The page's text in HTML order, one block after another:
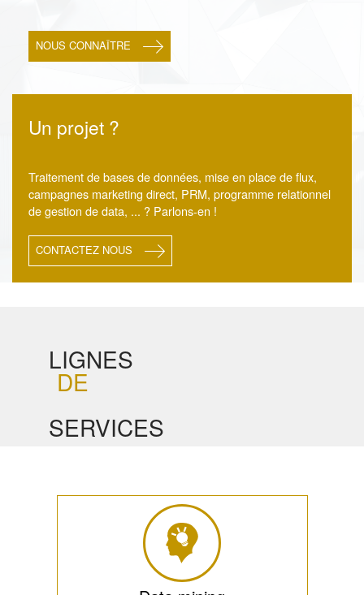
NOUS CONNAÎTRE
Un projet ?
Traitement de bases de données, mise en place de flux,
campagnes marketing direct, PRM, programme relationnel
de gestion de data, ... ? Parlons-en !
CONTACTEZ NOUS
LIGNES
DE
SERVICES